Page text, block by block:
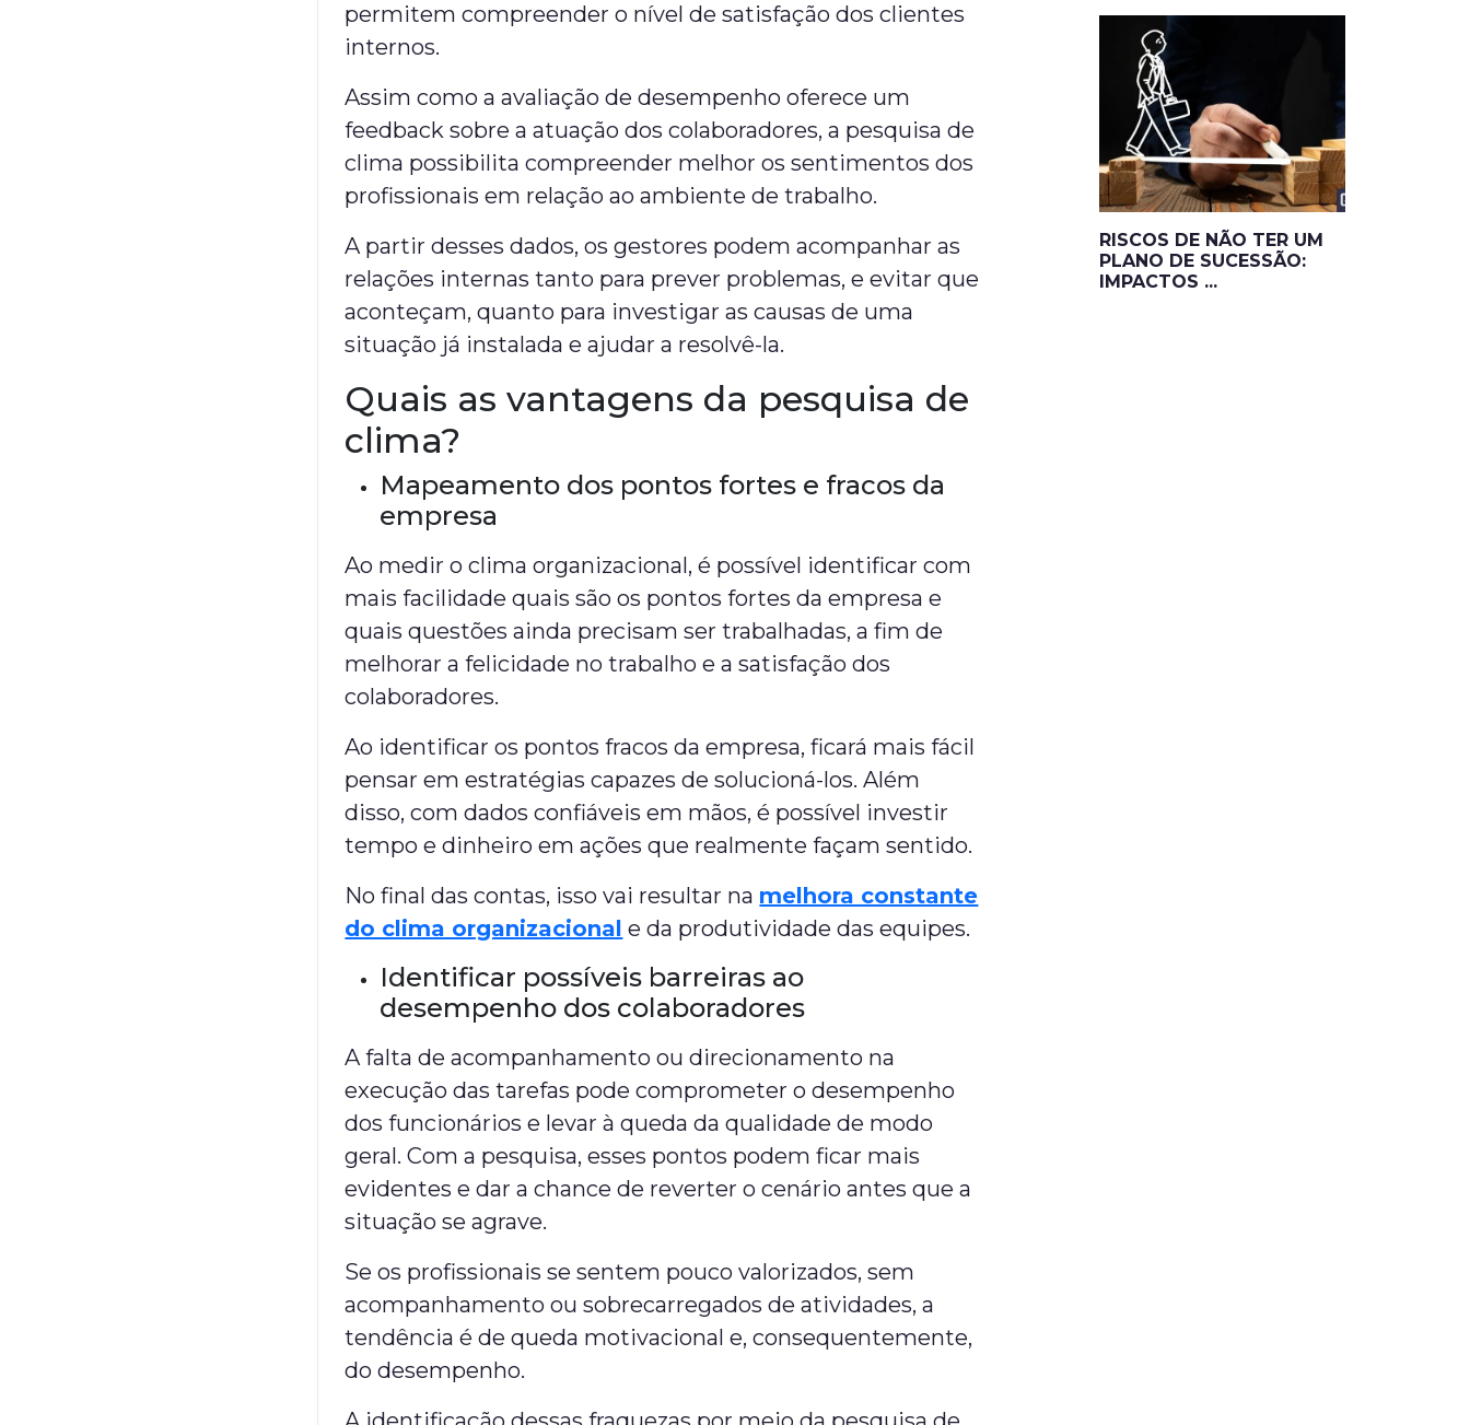
permitem compreender o nível de satisfação dos clientes
internos.
Assim como a avaliação de desempenho oferece um
feedback sobre a atuação dos colaboradores, a pesquisa de
clima possibilita compreender melhor os sentimentos dos
profissionais em relação ao ambiente de trabalho.
A partir desses dados, os gestores podem acompanhar as
relações internas tanto para prever problemas, e evitar que
aconteçam, quanto para investigar as causas de uma
situação já instalada e ajudar a resolvê-la.
Quais as vantagens da pesquisa de
clima?
Mapeamento dos pontos fortes e fracos da
empresa
Ao medir o clima organizacional, é possível identificar com
mais facilidade quais são os pontos fortes da empresa e
quais questões ainda precisam ser trabalhadas, a fim de
melhorar a felicidade no trabalho e a satisfação dos
colaboradores.
Ao identificar os pontos fracos da empresa, ficará mais fácil
pensar em estratégias capazes de solucioná-los. Além
disso, com dados confiáveis em mãos, é possível investir
tempo e dinheiro em ações que realmente façam sentido.
No final das contas, isso vai resultar na melhora constante
do clima organizacional e da produtividade das equipes.
Identificar possíveis barreiras ao
desempenho dos colaboradores
A falta de acompanhamento ou direcionamento na
execução das tarefas pode comprometer o desempenho
dos funcionários e levar à queda da qualidade de modo
geral. Com a pesquisa, esses pontos podem ficar mais
evidentes e dar a chance de reverter o cenário antes que a
situação se agrave.
Se os profissionais se sentem pouco valorizados, sem
acompanhamento ou sobrecarregados de atividades, a
tendência é de queda motivacional e, consequentemente,
do desempenho.
RISCOS DE NÃO TER UM
PLANO DE SUCESSÃO:
IMPACTOS ...